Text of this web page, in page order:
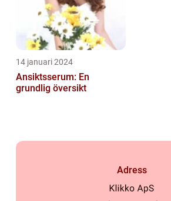
14 januari 2024
Ansiktsserum: En
grundlig översikt
Adress